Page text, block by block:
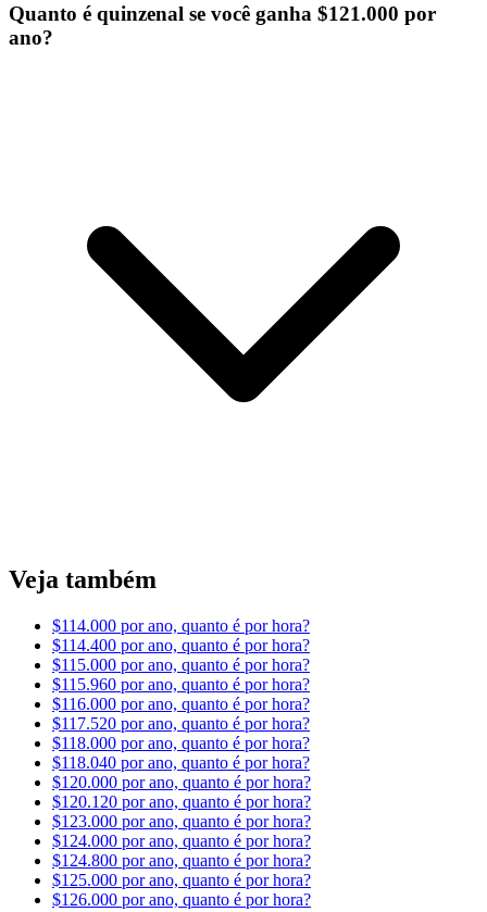
Quanto é quinzenal se você ganha $121.000 por
ano?
Veja também
$114.000 por ano, quanto é por hora?
$114.400 por ano, quanto é por hora?
$115.000 por ano, quanto é por hora?
$115.960 por ano, quanto é por hora?
$116.000 por ano, quanto é por hora?
$117.520 por ano, quanto é por hora?
$118.000 por ano, quanto é por hora?
$118.040 por ano, quanto é por hora?
$120.000 por ano, quanto é por hora?
$120.120 por ano, quanto é por hora?
$123.000 por ano, quanto é por hora?
$124.000 por ano, quanto é por hora?
$124.800 por ano, quanto é por hora?
$125.000 por ano, quanto é por hora?
$126.000 por ano, quanto é por hora?